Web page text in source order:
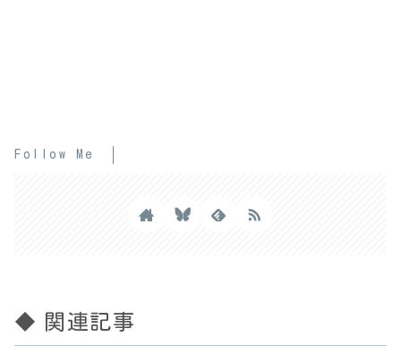
Follow Me
◆ 関連記事